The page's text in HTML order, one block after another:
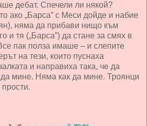
дебат. Спечели ли някой?
ако „Барса” с Меси дойде и набие
няма да прибави нищо към
и тя („Барса”) да стане за смях в
пак полза имаше – и слепите
на тези, които пуснаха
и направиха така, че да
мине. Няма как да мине. Троянци